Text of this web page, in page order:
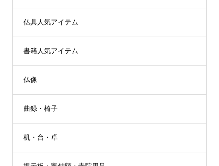
仏具人気アイテム
書籍人気アイテム
仏像
曲録・椅子
机・台・卓